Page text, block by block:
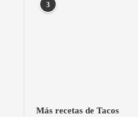
3
Más recetas de Tacos